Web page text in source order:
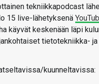
tekniikkapodcast
15 live-lähetyksenä
käyvät keskenään läpi
tietotekniikka- ja
kuunneltavissa: